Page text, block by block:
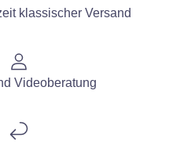
klassischer Versand
Videoberatung